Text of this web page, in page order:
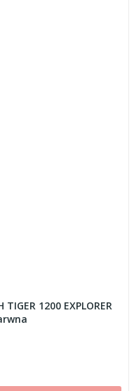
1200 EXPLORER